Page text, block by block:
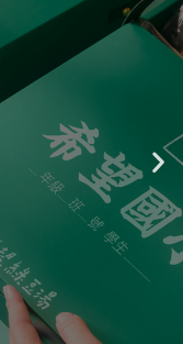
珍奶
灣的靈魂